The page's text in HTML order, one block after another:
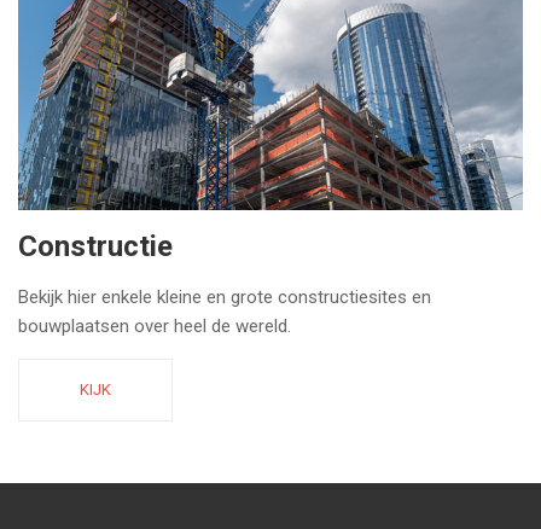
Constructie
Bekijk hier enkele kleine en grote constructiesites en
bouwplaatsen over heel de wereld.
KIJK